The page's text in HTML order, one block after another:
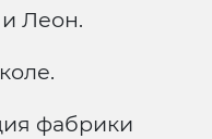
Леон.
фабрики